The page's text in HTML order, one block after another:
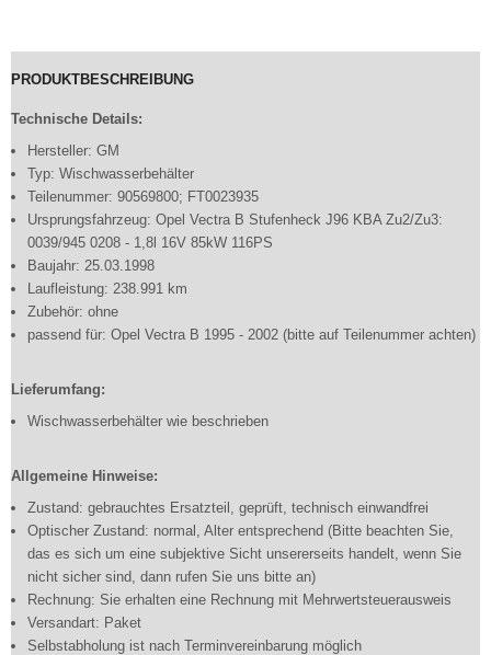
PRODUKTBESCHREIBUNG
Technische Details:
Hersteller: GM
Typ: Wischwasserbehälter
Teilenummer: 90569800; FT0023935
Ursprungsfahrzeug: Opel Vectra B Stufenheck J96 KBA Zu2/Zu3:
0039/945 0208 - 1,8l 16V 85kW 116PS
Baujahr: 25.03.1998
Laufleistung: 238.991 km
Zubehör: ohne
passend für: Opel Vectra B 1995 - 2002 (bitte auf Teilenummer achten)
Lieferumfang:
Wischwasserbehälter wie beschrieben
Allgemeine Hinweise:
Zustand: gebrauchtes Ersatzteil, geprüft, technisch einwandfrei
Optischer Zustand: normal, Alter entsprechend (Bitte beachten Sie,
das es sich um eine subjektive Sicht unsererseits handelt, wenn Sie
nicht sicher sind, dann rufen Sie uns bitte an)
Rechnung: Sie erhalten eine Rechnung mit Mehrwertsteuerausweis
Versandart: Paket
Selbstabholung ist nach Terminvereinbarung möglich